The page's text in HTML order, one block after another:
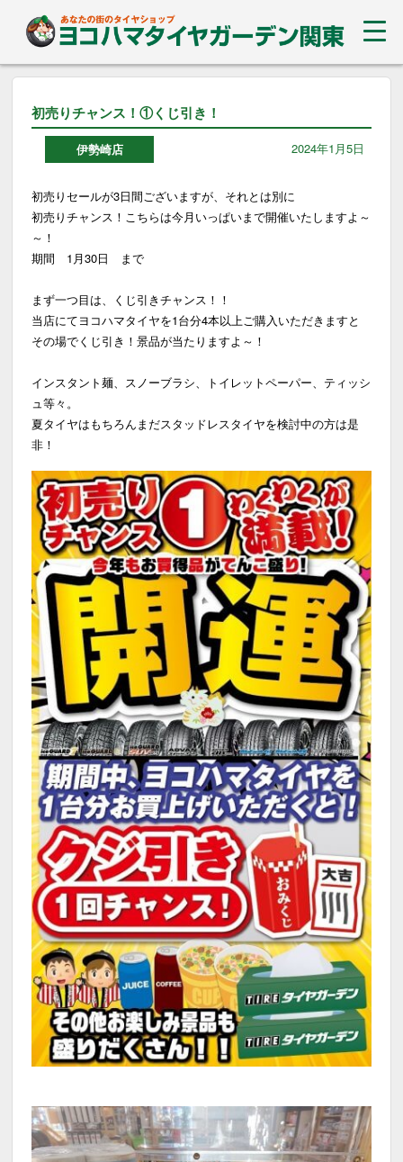
初売りチャンス！①くじ引き！
伊勢崎店 2024年1月5日
初売りセールが3日間ございますが、それとは別に
初売りチャンス！こちらは今月いっぱいまで開催いたしますよ～
～！
期間 1月30日 まで
まず一つ目は、くじ引きチャンス！！
当店にてヨコハマタイヤを1台分4本以上ご購入いただきますと
その場でくじ引き！景品が当たりますよ～！
インスタント麺、スノーブラシ、トイレットペーパー、ティッシ
ュ等々。
夏タイヤはもちろんまだスタッドレスタイヤを検討中の方は是
非！